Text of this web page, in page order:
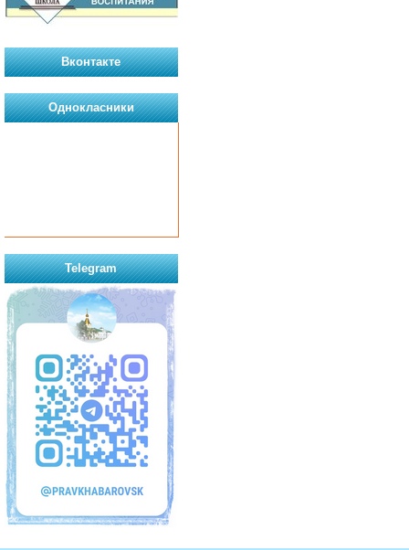
Вконтакте
Однокласники
Telegram